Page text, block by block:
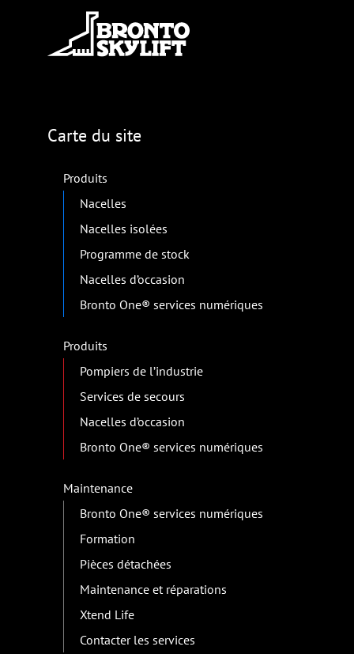
Carte du site
Produits
Nacelles
Nacelles isolées
Programme de stock
Nacelles d’occasion
Bronto One® services numériques
Produits
Pompiers de l’industrie
Services de secours
Nacelles d’occasion
Bronto One® services numériques
Maintenance
Bronto One® services numériques
Formation
Pièces détachées
Maintenance et réparations
Xtend Life
Contacter les services